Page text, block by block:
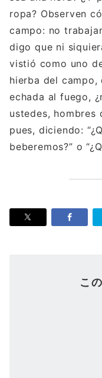
ropa? Observen
campo: no
digo que ni
vistió como uno
hierba del campo,
echada al fuego,
ustedes, hombres
pues, diciendo:
beberemos?” o
こ